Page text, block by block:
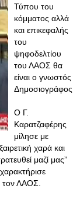
Τύπου του
κόμματος αλλά
και επικεφαλής
του
ψηφοδελτίου
του ΛΑΟΣ θα
είναι ο γνωστός
Δημοσιογράφος
Ο Γ.
Καρατζαφέρης
μίλησε με
χαρά και
μαζί μας”
τον ΛΑΟΣ.